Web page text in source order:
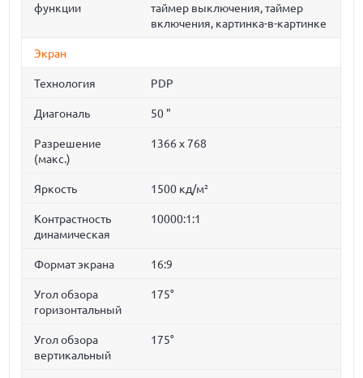
функции
таймер выключения, таймер
включения, картинка-в-картинке
Экран
Технология PDP
Диагональ 50 "
Разрешение
(макс.)
1366 x 768
Яркость 1500 кд/м²
Контрастность
динамическая
10000:1:1
Формат экрана 16:9
Угол обзора
горизонтальный
175°
Угол обзора
вертикальный
175°